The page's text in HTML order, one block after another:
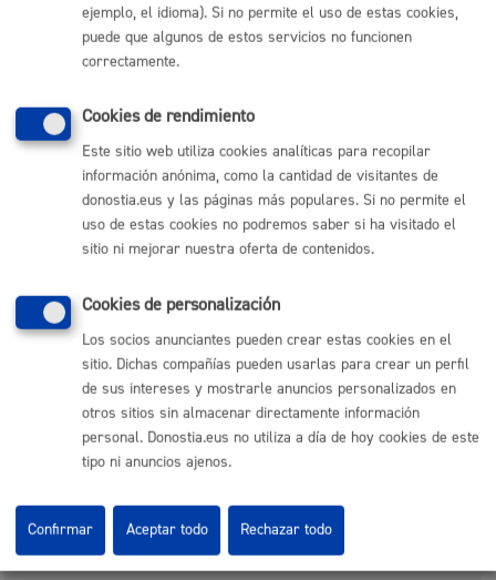
Responsable de la tramitación
Departamento:Dirección de Gestión Económica
Normativa
Real Decreto Legislativo 781/1986, De 18 De Abril,
Disposiciones Legales Vigentes En Materia De
Régimen Local
Ley 33/2003, De 3 De Noviembre, Del Patrimonio De
Las Administraciones Públicas
Real Decreto 1372/1986, De 13 De Junio, Por El Que
Se Aprueba El Reglamento De Bienes De Las
Entidades Locales
Ley 39/2015, De 1 De Octubre, Del Procedimiento
Administrativo Común De Las Administraciones
Públicas (Texto Consolidado Con Sus Modficaciones
Posteriores)
Trámites relacionados
ejemplo, el idioma). Si no permite el uso de estas cookies,
puede que algunos de estos servicios no funcionen
correctamente.
Cookies de rendimiento
Este sitio web utiliza cookies analíticas para recopilar
información anónima, como la cantidad de visitantes de
donostia.eus y las páginas más populares. Si no permite el
uso de estas cookies no podremos saber si ha visitado el
sitio ni mejorar nuestra oferta de contenidos.
Cookies de personalización
Los socios anunciantes pueden crear estas cookies en el
sitio. Dichas compañías pueden usarlas para crear un perfil
de sus intereses y mostrarle anuncios personalizados en
otros sitios sin almacenar directamente información
personal. Donostia.eus no utiliza a día de hoy cookies de este
tipo ni anuncios ajenos.
Rechazar todo
Confirmar Aceptar todo